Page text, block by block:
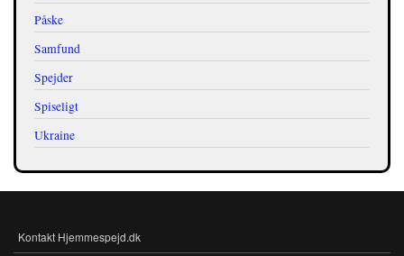
Påske
Samfund
Spejder
Spiseligt
Ukraine
FOOTER-
Kontakt Hjemmespejd.dk